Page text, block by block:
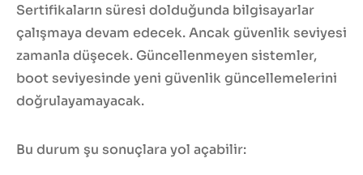
Sertifikaların süresi dolduğunda bilgisayarlar
çalışmaya devam edecek. Ancak güvenlik seviyesi
zamanla düşecek. Güncellenmeyen sistemler,
boot seviyesinde yeni güvenlik güncellemelerini
doğrulayamayacak.
Bu durum şu sonuçlara yol açabilir: